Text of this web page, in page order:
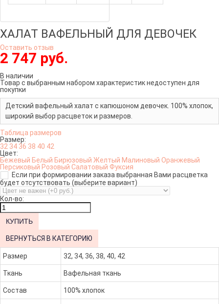
ХАЛАТ ВАФЕЛЬНЫЙ ДЛЯ ДЕВОЧЕК
Оставить отзыв
2 747 руб.
В наличии
Товар с выбранным набором характеристик недоступен для
покупки
Детский вафельный халат с капюшоном девочек. 100% хлопок,
широкий выбор расцветок и размеров.
Таблица размеров
Размер:
32 34 36 38 40 42
Цвет:
Бежевый Белый Бирюзовый Желтый Малиновый Оранжевый
Персиковый Розовый Салатовый Фуксия
Если при формировании заказа выбранная Вами расцветка
будет отсутствовать (выберите вариант)
Кол-во:
ВЕРНУТЬСЯ В КАТЕГОРИЮ
Размер 32, 34, 36, 38, 40, 42
Ткань Вафельная ткань
Состав 100% хлопок